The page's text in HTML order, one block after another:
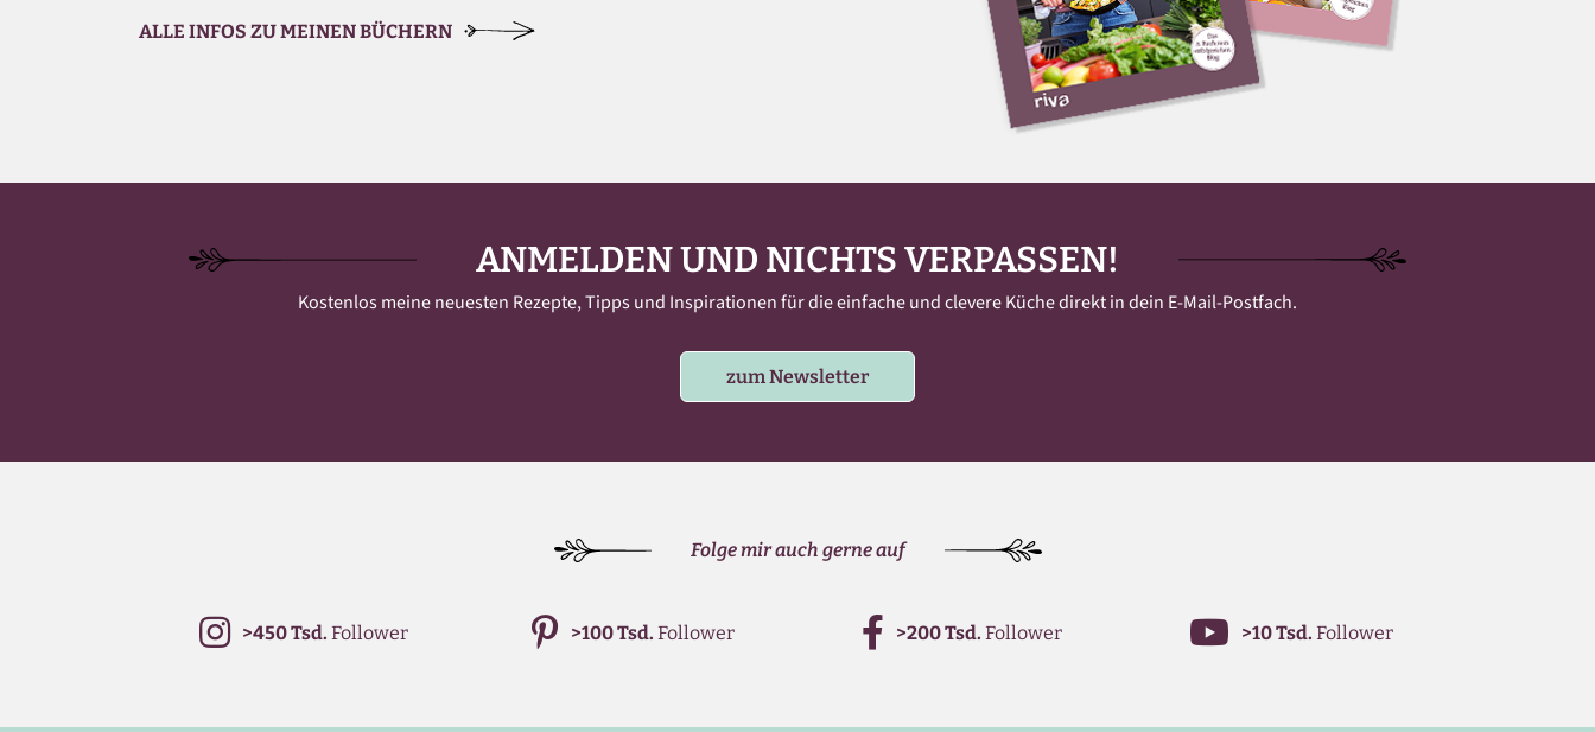
ALLE INFOS ZU MEINEN BÜCHERN
ANMELDEN UND NICHTS VERPASSEN!
Kostenlos meine neuesten Rezepte, Tipps und Inspirationen für die einfache und clevere Küche direkt in dein E-Mail-Postfach.
zum Newsletter
Folge mir auch gerne auf
>450 Tsd. Follower >100 Tsd. Follower >200 Tsd. Follower >10 Tsd. Follower